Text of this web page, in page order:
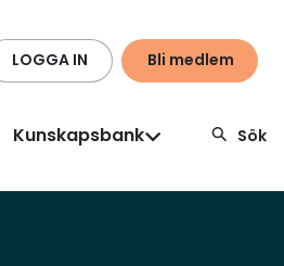
LOGGA IN Bli medlem
Kunskapsbank Sök